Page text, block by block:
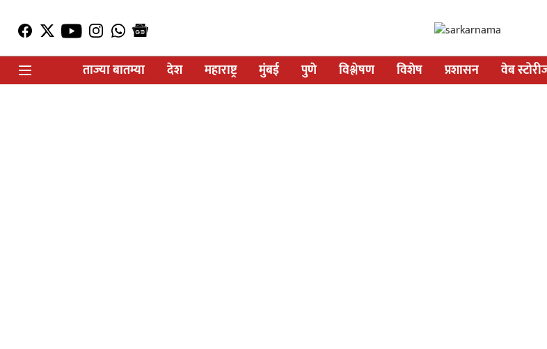
ताज्या बातम्या
देश महाराष्ट्र मुंबई पुणे विश्लेषण विशेष प्रशासन वेब